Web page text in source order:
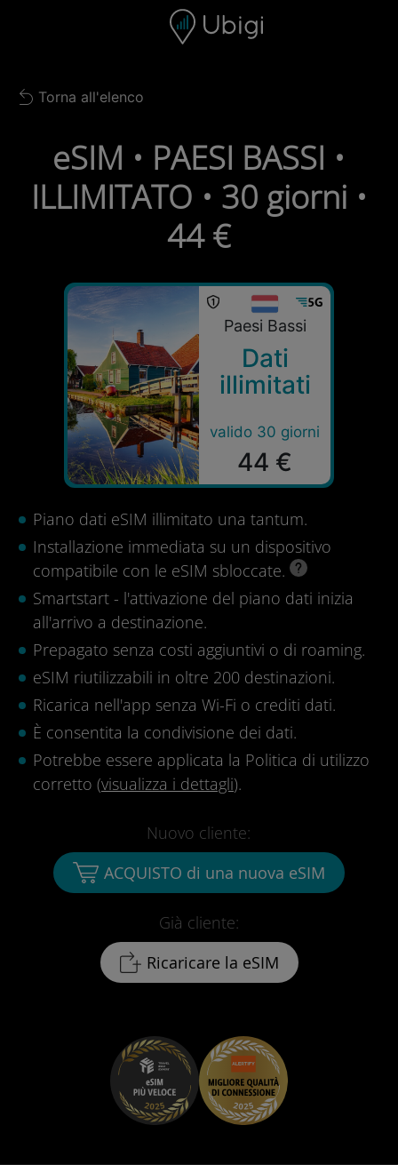
Barra di navigazione
Back to list
Torna all'elenco
eSIM • PAESI BASSI •
ILLIMITATO • 30 giorni •
44 €
Paesi Bassi
Dati
illimitati
valido 30 giorni
44 €
Piano dati eSIM illimitato una tantum.
Installazione immediata su un dispositivo
compatibile con le eSIM sbloccate.
Smartstart - l'attivazione del piano dati inizia
all'arrivo a destinazione.
Prepagato senza costi aggiuntivi o di roaming.
eSIM riutilizzabili in oltre 200 destinazioni.
Ricarica nell'app senza Wi-Fi o crediti dati.
È consentita la condivisione dei dati.
Potrebbe essere applicata la Politica di utilizzo
corretto (visualizza i dettagli).
Già cliente:
Ricaricare la eSIM
Nuovo cliente:
ACQUISTO di una nuova eSIM